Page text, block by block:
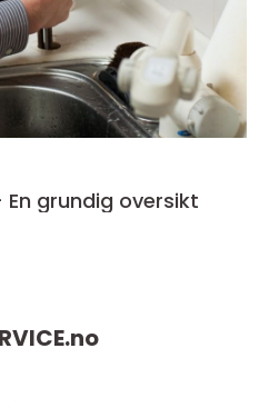
grundig oversikt
no